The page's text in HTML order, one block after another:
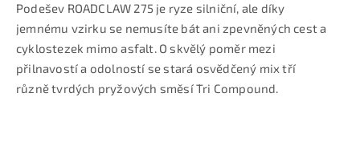
Podešev ROADCLAW 275 je ryze silniční, ale díky
jemnému vzirku se nemusíte bát ani zpevněných cest a
cyklostezek mimo asfalt. O skvělý poměr mezi
přilnavostí a odolností se stará osvědčený mix tří
různě tvrdých pryžových směsí Tri Compound.